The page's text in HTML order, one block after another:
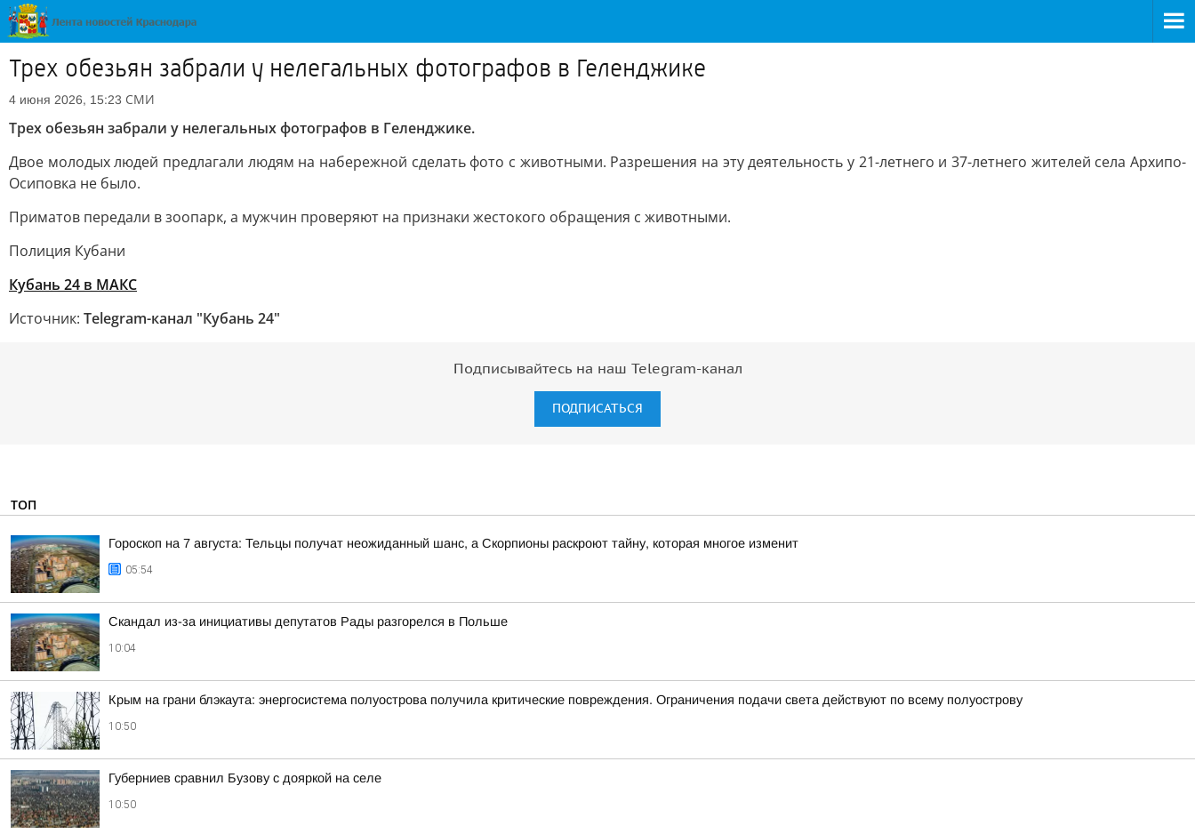
Трех обезьян забрали у нелегальных фотографов в Геленджике
4 июня 2026, 15:23 СМИ
Трех обезьян забрали у нелегальных фотографов в Геленджике.
Двое молодых людей предлагали людям на набережной сделать фото с животными. Разрешения на эту деятельность у 21-летнего и 37-летнего жителей села Архипо-
Осиповка не было.
Приматов передали в зоопарк, а мужчин проверяют на признаки жестокого обращения с животными.
Полиция Кубани
Кубань 24 в МАКС
Источник: Telegram-канал "Кубань 24"
Подписывайтесь на наш Telegram-канал
ПОДПИСАТЬСЯ
ТОП
Гороскоп на 7 августа: Тельцы получат неожиданный шанс, а Скорпионы раскроют тайну, которая многое изменит
05:54
Скандал из-за инициативы депутатов Рады разгорелся в Польше
10:04
Крым на грани блэкаута: энергосистема полуострова получила критические повреждения. Ограничения подачи света действуют по всему полуострову
10:50
Губерниев сравнил Бузову с дояркой на селе
10:50